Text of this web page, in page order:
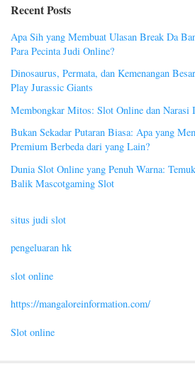
Recent Posts
Apa Sih yang Membuat Ulasan Break Da
Para Pecinta Judi Online?
Dinosaurus, Permata, dan Kemenangan
Play Jurassic Giants
Membongkar Mitos: Slot Online dan Narasi
Bukan Sekadar Putaran Biasa: Apa yang
Premium Berbeda dari yang Lain?
Dunia Slot Online yang Penuh Warna:
Balik Mascotgaming Slot
situs judi slot
pengeluaran hk
slot online
https://mangaloreinformation.com/
Slot online